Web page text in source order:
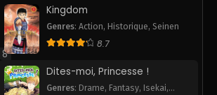
8
Kingdom
Genres:Action, Historique,Seinen
8.7
Dites-moi, Princesse !
Genres: Drame, Fantasy, Isekai,